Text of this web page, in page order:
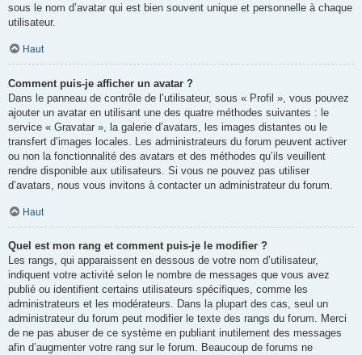
sous le nom d’avatar qui est bien souvent unique et personnelle à chaque
utilisateur.
Haut
Comment puis-je afficher un avatar ?
Dans le panneau de contrôle de l’utilisateur, sous « Profil », vous pouvez
ajouter un avatar en utilisant une des quatre méthodes suivantes : le
service « Gravatar », la galerie d’avatars, les images distantes ou le
transfert d’images locales. Les administrateurs du forum peuvent activer
ou non la fonctionnalité des avatars et des méthodes qu’ils veuillent
rendre disponible aux utilisateurs. Si vous ne pouvez pas utiliser
d’avatars, nous vous invitons à contacter un administrateur du forum.
Haut
Quel est mon rang et comment puis-je le modifier ?
Les rangs, qui apparaissent en dessous de votre nom d’utilisateur,
indiquent votre activité selon le nombre de messages que vous avez
publié ou identifient certains utilisateurs spécifiques, comme les
administrateurs et les modérateurs. Dans la plupart des cas, seul un
administrateur du forum peut modifier le texte des rangs du forum. Merci
de ne pas abuser de ce système en publiant inutilement des messages
afin d’augmenter votre rang sur le forum. Beaucoup de forums ne